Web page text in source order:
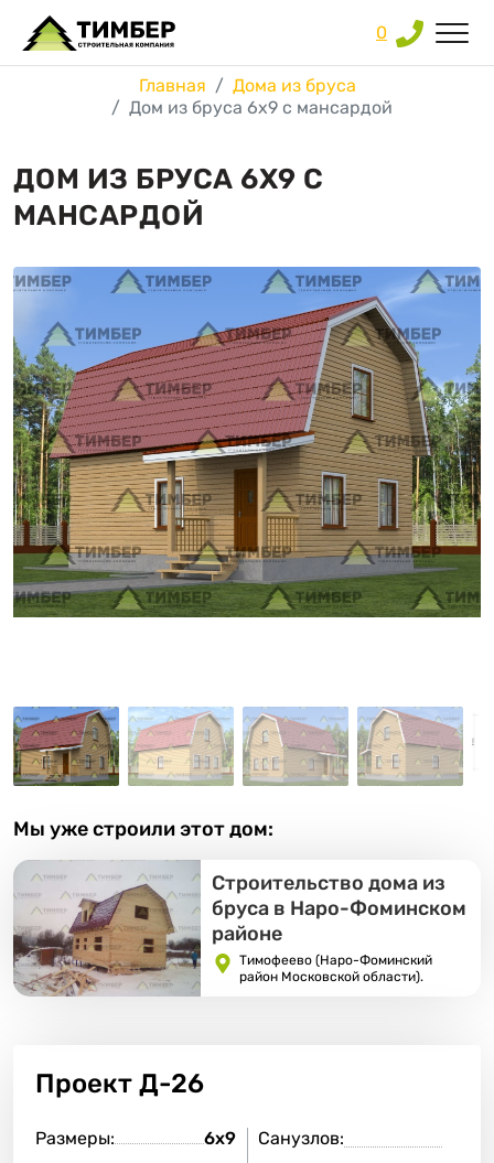
0
Главная
Дома из бруса
Дом из бруса 6х9 с мансардой
ДОМ ИЗ БРУСА 6Х9 С
МАНСАРДОЙ
Мы уже строили этот дом:
Строительство дома из
бруса в Наро-Фоминском
районе
Тимофеево (Наро-Фоминский
район Московской области).
Проект Д-26
Размеры:
6х9
Санузлов: